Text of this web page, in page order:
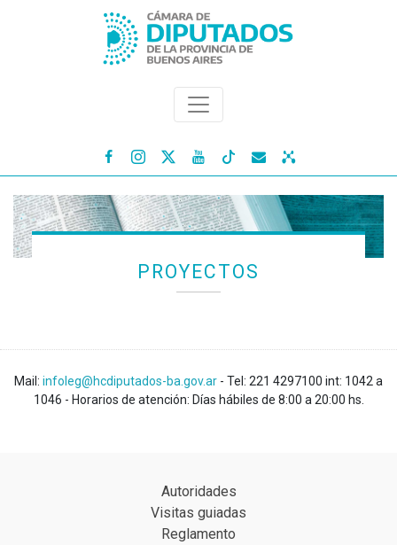
   
PROYECTOS
Mail: infoleg@hcdiputados-ba.gov.ar - Tel: 221 4297100 int: 1042 a
1046 - Horarios de atención: Días hábiles de 8:00 a 20:00 hs.
Autoridades
Visitas guiadas
Reglamento